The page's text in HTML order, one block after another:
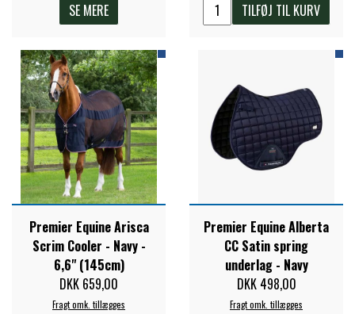
STUD MUFFIN
TIMER GPS
WAHLSTEN
WALDHAUSEN
SE MERE TILFØJ TIL KURV
Premier Equine Arisca
Scrim Cooler - Navy -
6,6" (145cm)
DKK 659,00
Fragt omk. tillægges
Premier Equine Alberta
CC Satin spring
underlag - Navy
DKK 498,00
Fragt omk. tillægges